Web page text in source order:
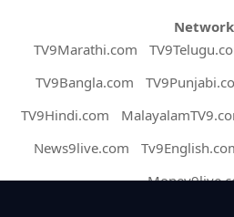
Network
TV9Marathi.com
TV9Bangla.com
TV9Hindi.com
News9live.com